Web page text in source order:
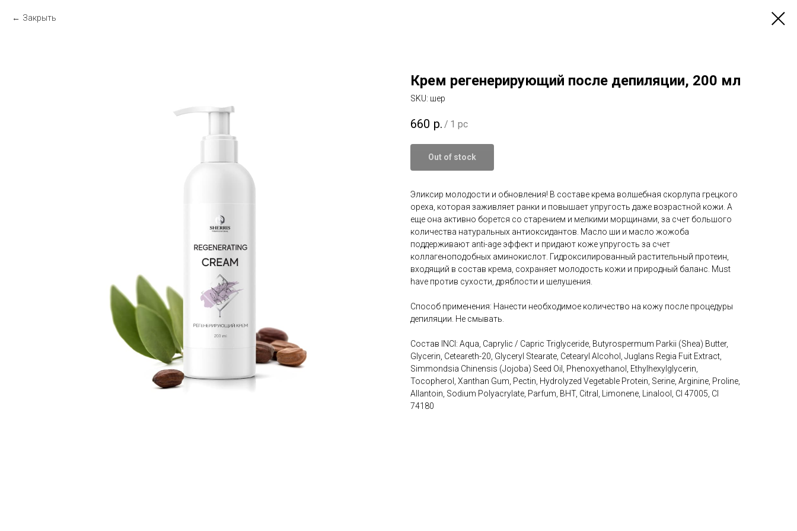
Закрыть
Крем регенерирующий после депиляции, 200 мл
SKU: шер
660 р. / 1 pc
Out of stock
Эликсир молодости и обновления! В составе крема волшебная скорлупа грецкого
ореха, которая заживляет ранки и повышает упругость даже возрастной кожи. А
еще она активно борется со старением и мелкими морщинами, за счет большого
количества натуральных антиоксидантов. Масло ши и масло жожоба
поддерживают аnti-age эффект и придают коже упругость за счет
коллагеноподобных аминокислот. Гидроксилированный растительный протеин,
входящий в состав крема, сохраняет молодость кожи и природный баланс. Must
have против сухости, дряблости и шелушения.
Способ применения: Нанести необходимое количество на кожу после процедуры
депиляции. Не смывать.
Cостав INCI: Aqua, Caprylic / Capric Triglyceride, Butyrospermum Parkii (Shea) Butter,
Glycerin, Ceteareth-20, Glyceryl Stearate, Cetearyl Alcohol, Juglans Regia Fuit Extract,
Simmondsia Chinensis (Jojoba) Seed Oil, Phenoxyethanol, Ethylhexylglycerin,
Tocopherol, Xanthan Gum, Pectin, Hydrolyzed Vegetable Protein, Serine, Arginine, Proline,
Allantoin, Sodium Polyacrylate, Parfum, BHT, Citral, Limonene, Linalool, CI 47005, CI
74180